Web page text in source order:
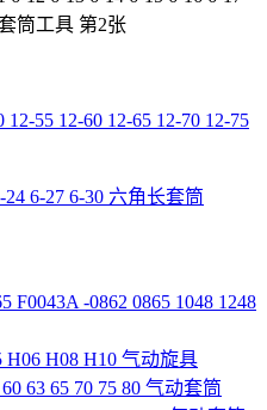
12-55 12-60 12-65 12-70 12-75
24 6-27 6-30 六角长套筒
F0043A -0862 0865 1048 1248
H06 H08 H10 气动旋具
63 65 70 75 80 气动套筒